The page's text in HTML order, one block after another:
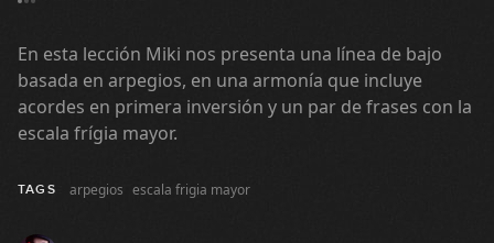
En esta lección Miki nos presenta una línea de bajo
basada en arpegios, en una armonía que incluye
acordes en primera inversión y un par de frases con la
escala frígia mayor.
TAGS arpegios escala frigia mayor
07:43
#57: Groove Disco Funk en Em
#58: Pop Funk con Swing en Em